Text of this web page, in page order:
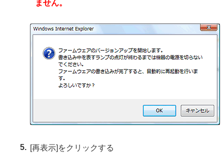
ません。
5. [再表示]をクリックする